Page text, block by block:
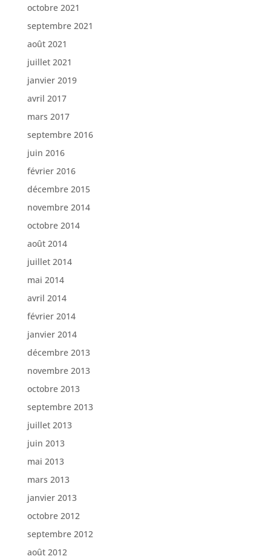
octobre 2021
septembre 2021
août 2021
juillet 2021
janvier 2019
avril 2017
mars 2017
septembre 2016
juin 2016
février 2016
décembre 2015
novembre 2014
octobre 2014
août 2014
juillet 2014
mai 2014
avril 2014
février 2014
janvier 2014
décembre 2013
novembre 2013
octobre 2013
septembre 2013
juillet 2013
juin 2013
mai 2013
mars 2013
janvier 2013
octobre 2012
septembre 2012
août 2012